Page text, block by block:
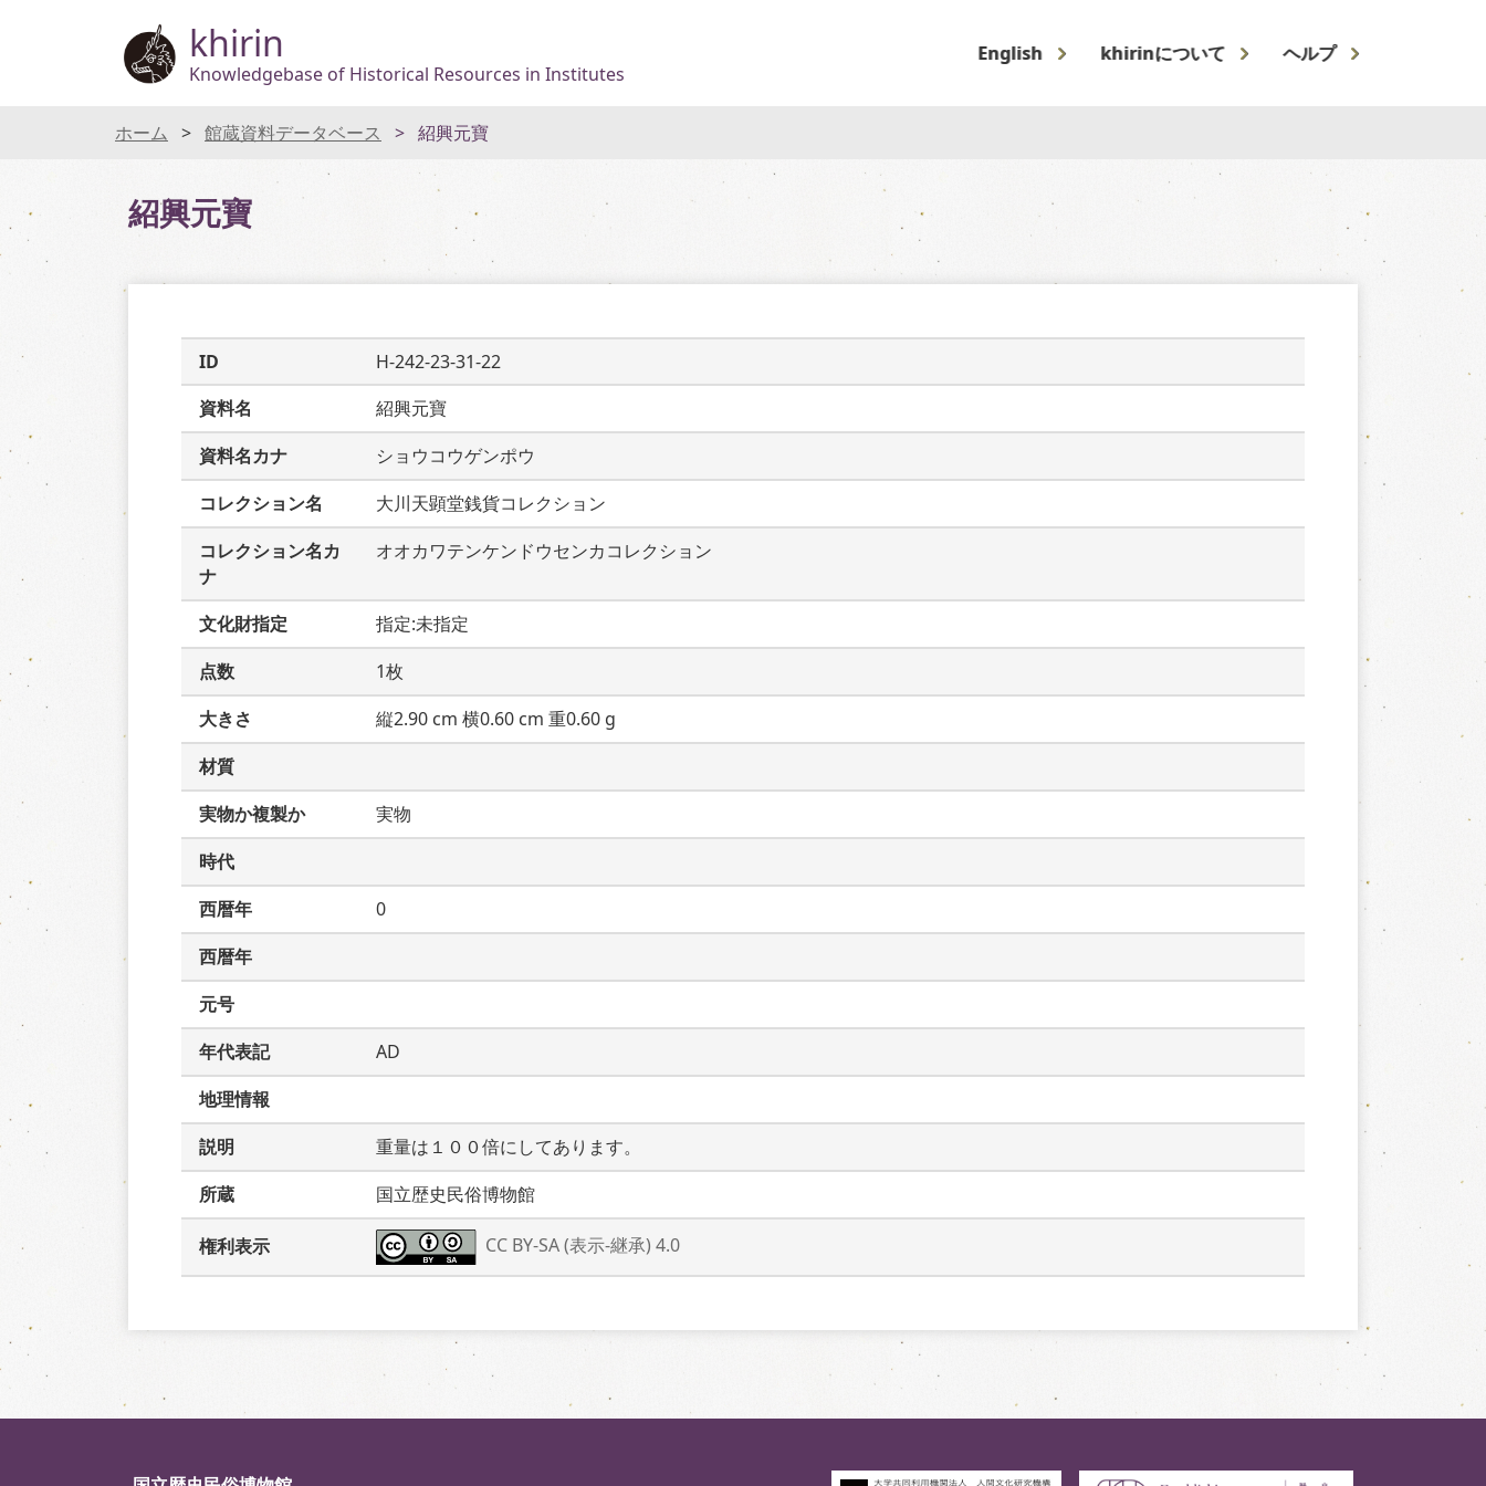
khirin
Knowledgebase of Historical Resources in Institutes
English khirinについて ヘルプ
ホーム 館蔵資料データベース 紹興元寶
紹興元寶
ID
H-242-23-31-22
資料名
紹興元寶
資料名カナ
ショウコウゲンポウ
コレクション名
大川天顕堂銭貨コレクション
コレクション名カ
ナ
オオカワテンケンドウセンカコレクション
文化財指定
指定:未指定
点数
1枚
大きさ
縦2.90 cm 横0.60 cm 重0.60 g
材質
実物か複製か
実物
時代
西暦年
0
西暦年
元号
年代表記
AD
地理情報
説明
重量は１００倍にしてあります。
所蔵
国立歴史民俗博物館
権利表示 CC BY-SA (表示-継承) 4.0